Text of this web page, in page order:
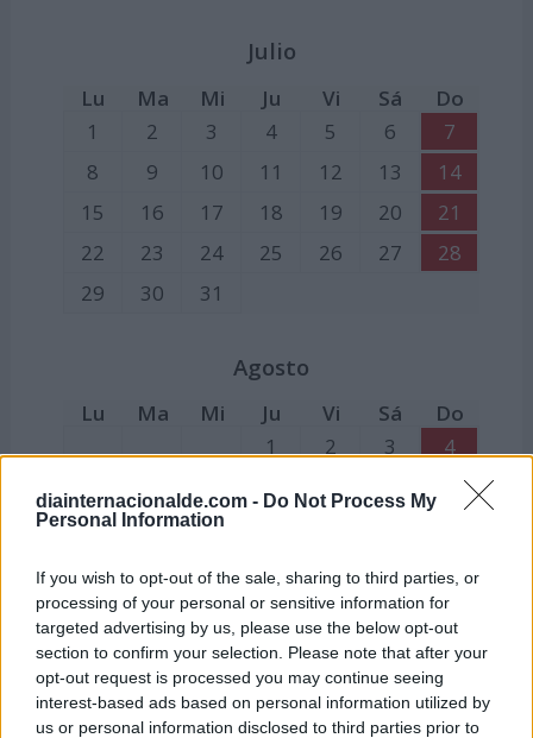
diainternacionalde.com - Do Not Process My
Personal Information
If you wish to opt-out of the sale, sharing to third parties, or
processing of your personal or sensitive information for
targeted advertising by us, please use the below opt-out
section to confirm your selection. Please note that after your
opt-out request is processed you may continue seeing
interest-based ads based on personal information utilized by
us or personal information disclosed to third parties prior to
Julio
Lu Ma Mi Ju Vi Sá
Do
1
2 3 4 5 6
7
8
9 10 11 12 13
14
15
16 17 18 19 20
21
22
23 24 25 26 27
28
29
30 31
Agosto
Lu Ma Mi Ju Vi Sá
Do
1
2 3
4
8 9
12
13 14
19
20 21 22 23 24
26
27 28 29 30 31
Festividad de la Asunción de la Virgen
Septiembre